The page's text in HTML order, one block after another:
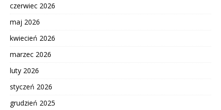
czerwiec 2026
maj 2026
kwiecień 2026
marzec 2026
luty 2026
styczeń 2026
grudzień 2025